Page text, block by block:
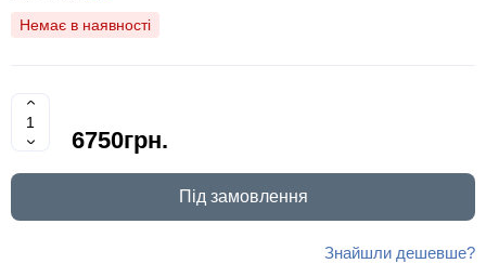
Немає в наявності
6750грн.
Під замовлення
Знайшли дешевше?